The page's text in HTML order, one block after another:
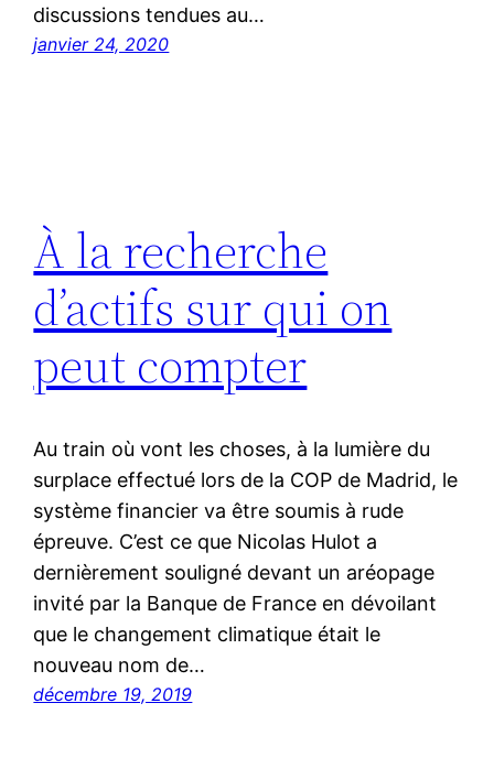
discussions tendues au…
janvier 24, 2020
À la recherche
d’actifs sur qui on
peut compter
Au train où vont les choses, à la lumière du
surplace effectué lors de la COP de Madrid, le
système financier va être soumis à rude
épreuve. C’est ce que Nicolas Hulot a
dernièrement souligné devant un aréopage
invité par la Banque de France en dévoilant
que le changement climatique était le
nouveau nom de…
décembre 19, 2019